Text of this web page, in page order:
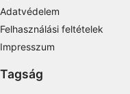
Adatvédelem
Felhasználási feltételek
Impresszum
Tagság
actively requested
Non-IAB processing purposes:
Necessary